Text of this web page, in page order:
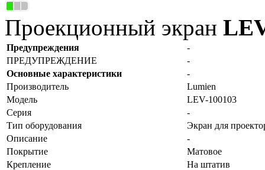
Проекционный экран
Предупреждения
-
ПРЕДУПРЕЖДЕНИЕ
-
Основные характеристики
-
Производитель
Lumien
Модель
LEV-100103
Серия
-
Тип оборудования
Экран для
Описание
-
Покрытие
Матовое
Крепление
На штатив